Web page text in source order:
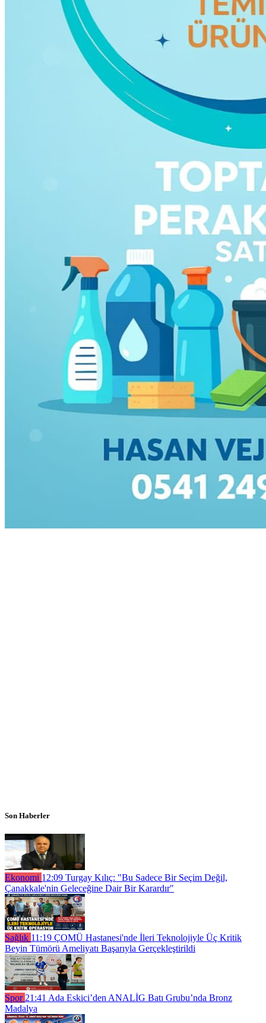
Son Haberler
Ekonomi 12:09 Turgay Kılıç: "Bu Sadece Bir Seçim Değil,
Çanakkale'nin Geleceğine Dair Bir Karardır"
Sağlık 11:19 ÇOMÜ Hastanesi'nde İleri Teknolojiyle Üç Kritik
Beyin Tümörü Ameliyatı Başarıyla Gerçekleştirildi
Spor 21:41 Ada Eskici’den ANALİG Batı Grubu’nda Bronz
Madalya